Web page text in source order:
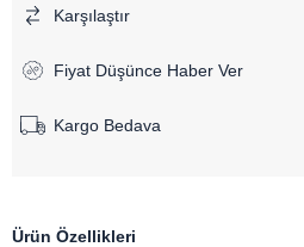
Karşılaştır
Fiyat Düşünce Haber Ver
Kargo Bedava
Ürün Özellikleri